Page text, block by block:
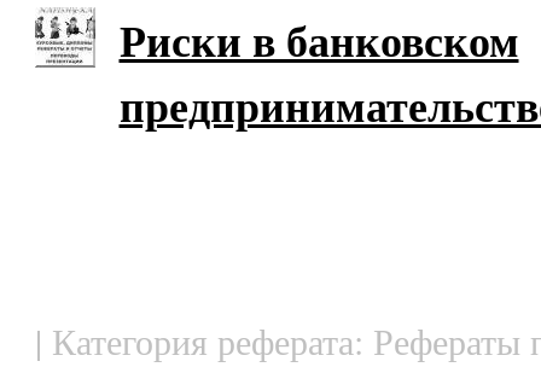
Риски в банковском
| Категория реферата: Рефераты